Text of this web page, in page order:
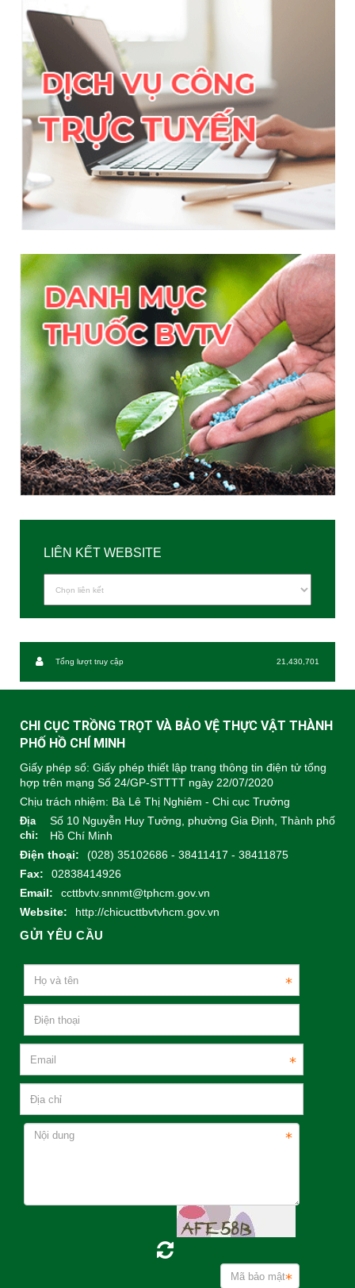
LIÊN KẾT WEBSITE
Tổng lượt truy cập 21,430,701
CHI CỤC TRỒNG TRỌT VÀ BẢO VỆ THỰC VẬT THÀNH
PHỐ HỒ CHÍ MINH
Giấy phép số: Giấy phép thiết lập trang thông tin điện tử tổng
hợp trên mạng Số 24/GP-STTTT ngày 22/07/2020
Chịu trách nhiệm: Bà Lê Thị Nghiêm - Chi cục Trưởng
Địa
chỉ:
Số 10 Nguyễn Huy Tưởng, phường Gia Định, Thành phố
Hồ Chí Minh
Điện thoại:
(028) 35102686 - 38411417 - 38411875
Fax:
02838414926
Email:
ccttbvtv.snnmt@tphcm.gov.vn
Website:
http://chicucttbvtvhcm.gov.vn
GỬI YÊU CẦU